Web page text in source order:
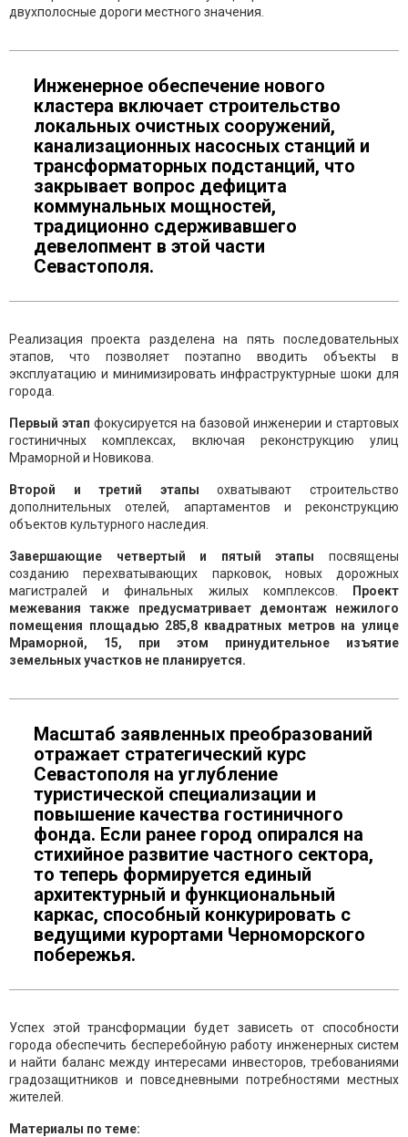
двухполосные дороги местного значения.
Инженерное обеспечение нового
кластера включает строительство
локальных очистных сооружений,
канализационных насосных станций и
трансформаторных подстанций, что
закрывает вопрос дефицита
коммунальных мощностей,
традиционно сдерживавшего
девелопмент в этой части
Севастополя.
Реализация проекта разделена на пять последовательных
этапов, что позволяет поэтапно вводить объекты в
эксплуатацию и минимизировать инфраструктурные шоки для
города.
Первый этап фокусируется на базовой инженерии и стартовых
гостиничных комплексах, включая реконструкцию улиц
Мраморной и Новикова.
Второй и третий этапы охватывают строительство
дополнительных отелей, апартаментов и реконструкцию
объектов культурного наследия.
Завершающие четвертый и пятый этапы посвящены
созданию перехватывающих парковок, новых дорожных
магистралей и финальных жилых комплексов.
Проект
межевания также предусматривает демонтаж нежилого
помещения площадью 285,8 квадратных метров на улице
Мраморной, 15, при этом принудительное изъятие
земельных участков не планируется.
Масштаб заявленных преобразований
отражает стратегический курс
Севастополя на углубление
туристической специализации и
повышение качества гостиничного
фонда. Если ранее город опирался на
стихийное развитие частного сектора,
то теперь формируется единый
архитектурный и функциональный
каркас, способный конкурировать с
ведущими курортами Черноморского
побережья.
Успех этой трансформации будет зависеть от способности
города обеспечить бесперебойную работу инженерных систем
и найти баланс между интересами инвесторов, требованиями
градозащитников и повседневными потребностями местных
жителей.
Материалы по теме: